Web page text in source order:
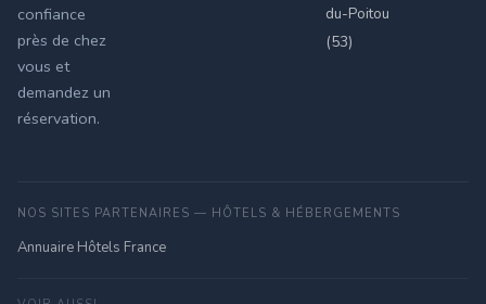
confiance
près de chez
vous et
demandez un
réservation.
du-Poitou
(53)
NOS SITES PARTENAIRES — HÔTELS & HÉBERGEMENTS
Annuaire Hôtels France